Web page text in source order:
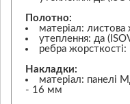
Полотно:
матеріал:
утеплення: да
ребра
Накладки:
матеріал: панелі
- 16 мм